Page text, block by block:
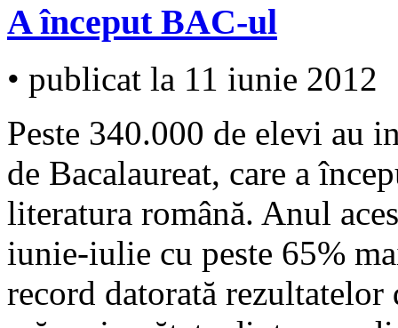
A început BAC-ul
• publicat la 11 iunie 2012
Peste 340.000 de elevi au
de Bacalaureat, care a
literatura română. Anul
iunie-iulie cu peste 65%
record datorată